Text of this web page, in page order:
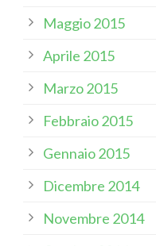
Maggio 2015
Aprile 2015
Marzo 2015
Febbraio 2015
Gennaio 2015
Dicembre 2014
Novembre 2014